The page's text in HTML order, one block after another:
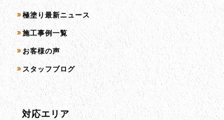
コンテンツ一覧
極塗り最新ニュース
施工事例一覧
お客様の声
スタッフブログ
対応エリア